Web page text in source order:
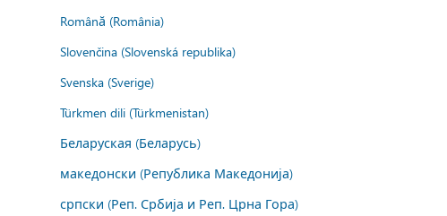
Română (România)
Slovenčina (Slovenská republika)
Svenska (Sverige)
Türkmen dili (Türkmenistan)
Беларуская (Беларусь)
македонски (Република Македонија)
српски (Реп. Србија и Реп. Црна Гора)